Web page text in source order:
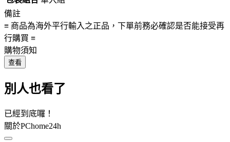
備註
≡ 商品為海外平行輸入之正品，下單前務必確認是否能接受再
行購買 ≡
購物須知
查看
別人也看了
已經到底囉！
關於PChome24h